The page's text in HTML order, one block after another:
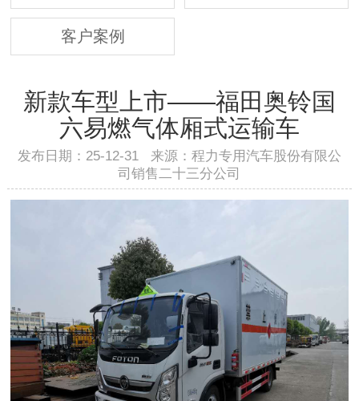
客户案例
新款车型上市——福田奥铃国
六易燃气体厢式运输车
发布日期：25-12-31 来源：程力专用汽车股份有限公
司销售二十三分公司